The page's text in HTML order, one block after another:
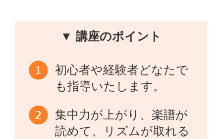
▼ 講座のポイント
初心者や経験者どなたで
も指導いたします。
集中力が上がり、楽譜が
読めて、リズムが取れる